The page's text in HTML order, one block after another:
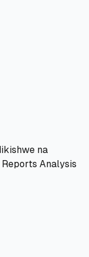
na
Analysis